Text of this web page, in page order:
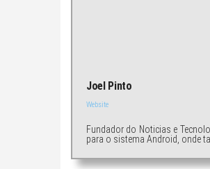
Joel Pinto
Website
Fundador do Noticias e
para o sistema Android, onde